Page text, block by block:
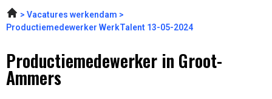
Vacatures werkendam
Productiemedewerker WerkTalent 13-05-2024
Productiemedewerker in Groot-
Ammers